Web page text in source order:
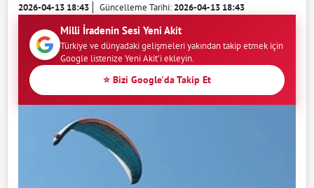
2026-04-13 18:43 Güncelleme Tarihi:2026-04-13 18:43
Milli İradenin Sesi Yeni Akit
Türkiye ve dünyadaki gelişmeleri yakından takip etmek için
Google listenize Yeni Akit'i ekleyin.
⭐ Bizi Google'da Takip Et